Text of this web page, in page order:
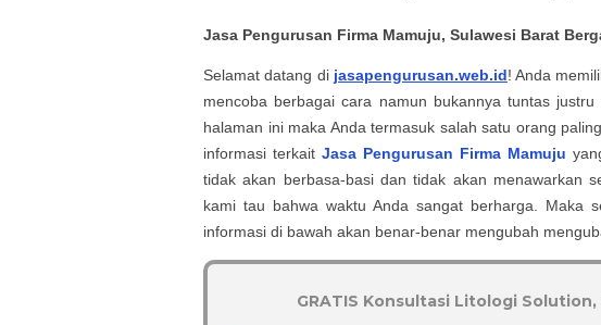
Jasa Pengurusan Firma Mamuju, Sulawesi Barat
Selamat datang di jasapengurusan.web.id! Anda
mencoba berbagai cara namun bukannya tuntas
halaman ini maka Anda termasuk salah satu orang
informasi terkait Jasa Pengurusan Firma Mamuju
tidak akan berbasa-basi dan tidak akan menawarkan
kami tau bahwa waktu Anda sangat berharga. Maka
informasi di bawah akan benar-benar mengubah
GRATIS Konsultasi Litologi Solution,